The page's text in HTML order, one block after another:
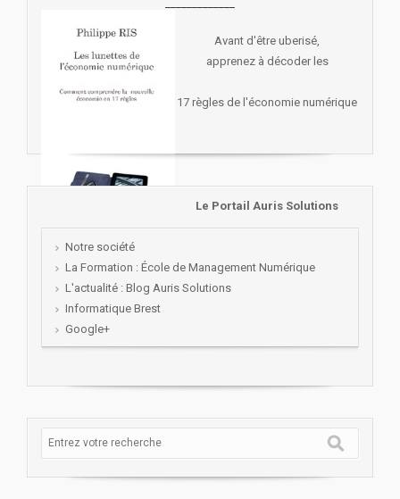
Avant d'être uberisé,
apprenez à décoder les
17 règles de l'économie numérique
Le Portail Auris Solutions
Notre société
La Formation : École de Management Numérique
L'actualité : Blog Auris Solutions
Informatique Brest
Google+